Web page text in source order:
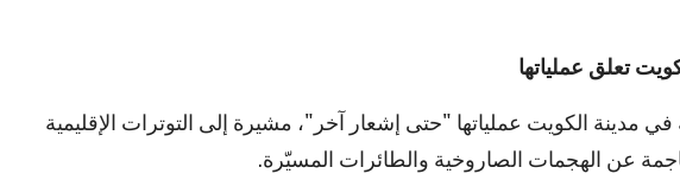
تعلق عملياتها
مدينة الكويت عملياتها "حتى إشعار آخر"، مشيرة إلى التوترات الإقليمية
عن الهجمات الصاروخية والطائرات المسيّرة.